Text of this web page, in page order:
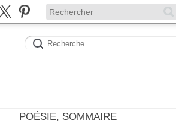
POÉSIE, SOMMAIRE